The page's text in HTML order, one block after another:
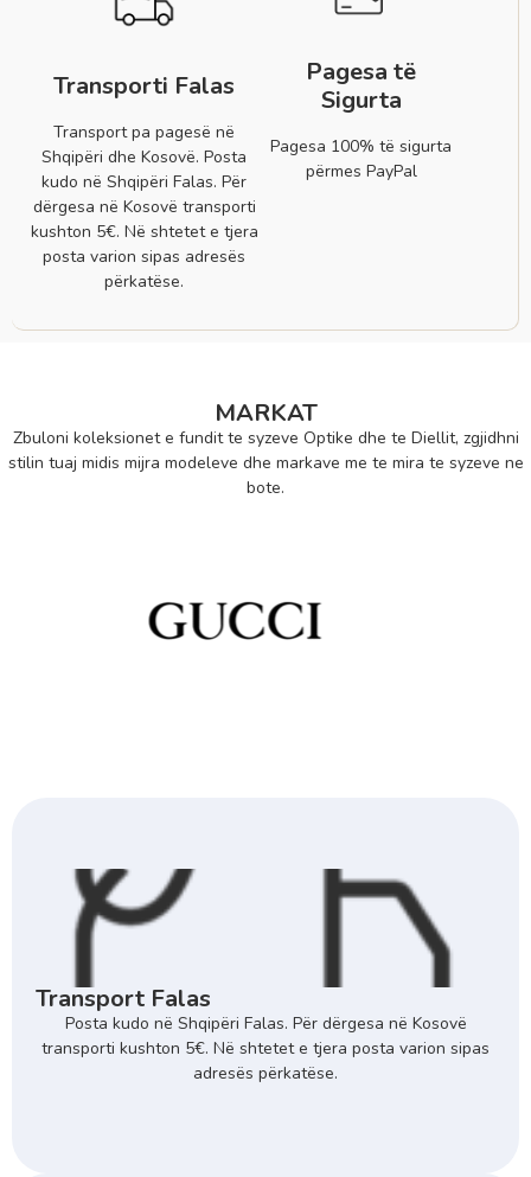
Transporti Falas
Transport pa pagesë në
Shqipëri dhe Kosovë. Posta
kudo në Shqipëri Falas. Për
dërgesa në Kosovë transporti
kushton 5€. Në shtetet e tjera
posta varion sipas adresës
përkatëse.
Pagesa të
Sigurta
Pagesa 100% të sigurta
përmes PayPal
MARKAT
Zbuloni koleksionet e fundit te syzeve Optike dhe te Diellit, zgjidhni
stilin tuaj midis mijra modeleve dhe markave me te mira te syzeve ne
bote.
Transport Falas
Posta kudo në Shqipëri Falas. Për dërgesa në Kosovë
transporti kushton 5€. Në shtetet e tjera posta varion sipas
adresës përkatëse.